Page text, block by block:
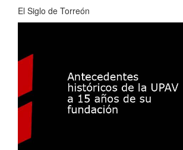
El Siglo de Torreón